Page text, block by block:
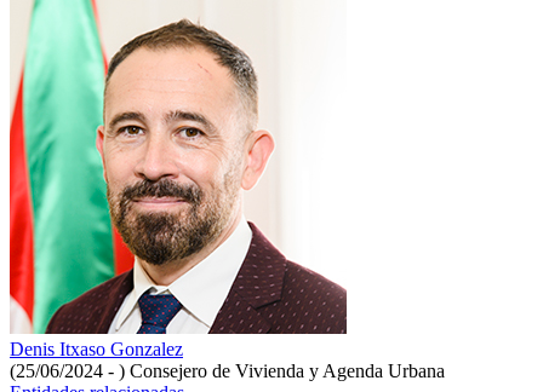
Denis Itxaso Gonzalez
(25/06/2024 - ) Consejero de Vivienda y Agenda Urbana